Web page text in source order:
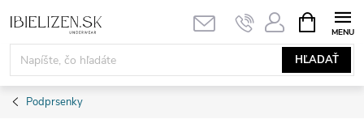
na
obsah
HĽADAŤ
KOŠÍK
Podprsenky